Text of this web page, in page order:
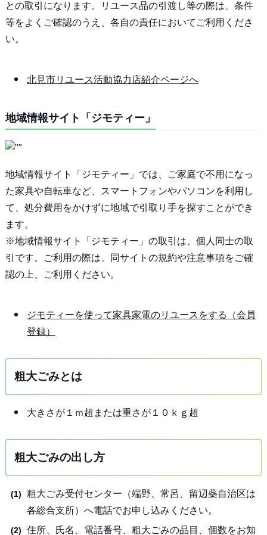
との取引になります。リユース品の引渡し等の際は、条件
等をよくご確認のうえ、各自の責任においてご利用くださ
い。
北見市リユース活動協力店紹介ページへ
地域情報サイト「ジモティー」
地域情報サイト「ジモティー」では、ご家庭で不用になっ
た家具や自転車など、スマートフォンやパソコンを利用し
て、処分費用をかけずに地域で引取り手を探すことができ
ます。
※地域情報サイト「ジモティー」の取引は、個人同士の取
引です。ご利用の際は、同サイトの規約や注意事項をご確
認の上、ご利用ください。
ジモティーを使って家具家電のリユースをする（会員
登録）
粗大ごみとは
大きさが１ｍ超または重さが１０ｋｇ超
粗大ごみの出し方
粗大ごみ受付センター（端野、常呂、留辺蘂自治区は
各総合支所）へ電話でお申し込みください。
住所、氏名、電話番号、粗大ごみの品目、個数をお知